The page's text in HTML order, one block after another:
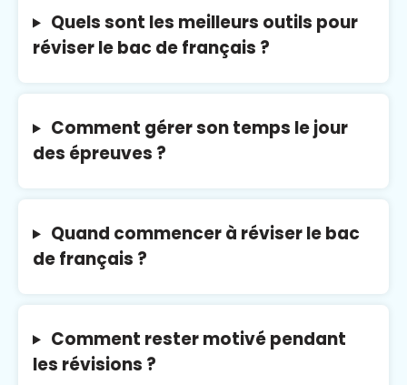
Quels sont les meilleurs outils pour
réviser le bac de français ?
Comment gérer son temps le jour
des épreuves ?
Quand commencer à réviser le bac
de français ?
Comment rester motivé pendant
les révisions ?